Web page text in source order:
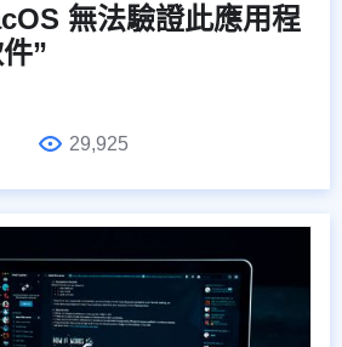
無法驗證此應用程
”
29,925